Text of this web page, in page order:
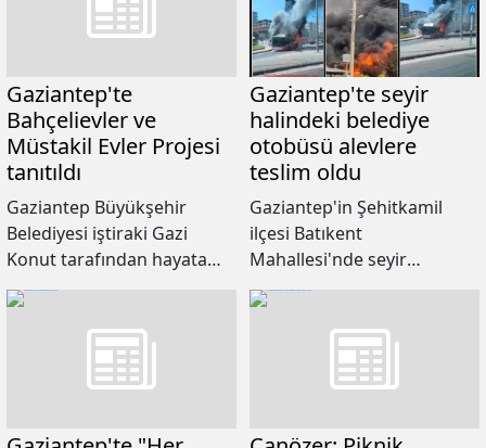
Gaziantep'te
Bahçelievler ve
Müstakil Evler Projesi
tanıtıldı
Gaziantep Büyükşehir
Belediyesi iştiraki Gazi
Konut tarafından hayata
geçirilecek Bahçelievler ve
Müstakil Evler Projesi
Gaziantep'te seyir
halindeki belediye
otobüsü alevlere
teslim oldu
Gaziantep'in Şehitkamil
ilçesi Batıkent
Mahallesi'nde seyir
halindeki Gaziantep
Büyükşehir Belediyesi'ne ait
bir otobüste çıkan yangın
paniğe neden oldu.